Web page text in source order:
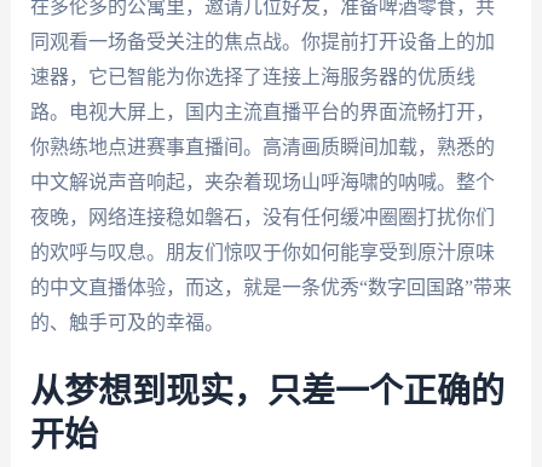
在多伦多的公寓里，邀请几位好友，准备啤酒零食，共
同观看一场备受关注的焦点战。你提前打开设备上的加
速器，它已智能为你选择了连接上海服务器的优质线
路。电视大屏上，国内主流直播平台的界面流畅打开，
你熟练地点进赛事直播间。高清画质瞬间加载，熟悉的
中文解说声音响起，夹杂着现场山呼海啸的呐喊。整个
夜晚，网络连接稳如磐石，没有任何缓冲圈圈打扰你们
的欢呼与叹息。朋友们惊叹于你如何能享受到原汁原味
的中文直播体验，而这，就是一条优秀“数字回国路”带来
的、触手可及的幸福。
从梦想到现实，只差一个正确的
开始